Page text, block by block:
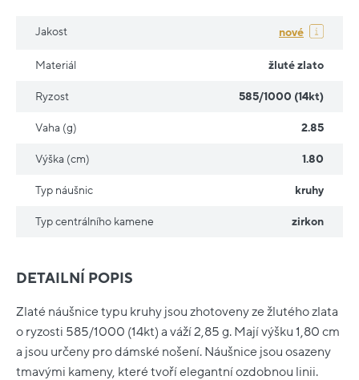
DETAILNÍ POPIS
Zlaté náušnice typu kruhy jsou zhotoveny ze žlutého zlata
o ryzosti 585/1000 (14kt) a váží 2,85 g. Mají výšku 1,80 cm
a jsou určeny pro dámské nošení. Náušnice jsou osazeny
tmavými kameny, které tvoří elegantní ozdobnou linii.
Jakost nové
Materiál žluté zlato
Ryzost 585/1000 (14kt)
Vaha (g) 2.85
Výška (cm) 1.80
Typ náušnic kruhy
Typ centrálního kamene zirkon